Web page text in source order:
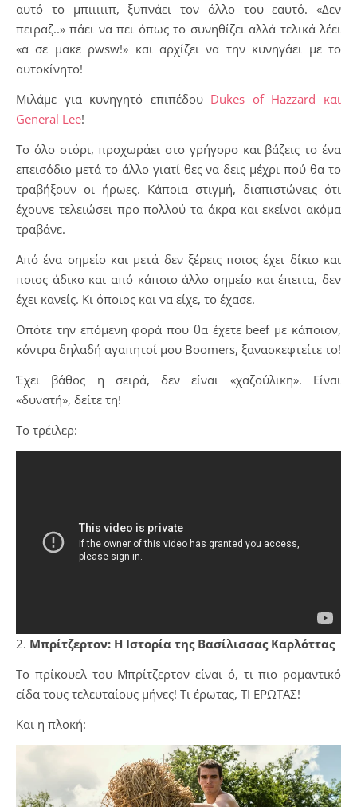
αυτό το μπιιιιιπ, ξυπνάει τον άλλο του εαυτό. «Δεν
πειραζ..» πάει να πει όπως το συνηθίζει αλλά τελικά λέει
«α σε μακε ρwsw!» και αρχίζει να την κυνηγάει με το
αυτοκίνητο!
Μιλάμε για κυνηγητό επιπέδου Dukes of Hazzard και
General Lee!
Το όλο στόρι, προχωράει στο γρήγορο και βάζεις το ένα
επεισόδιο μετά το άλλο γιατί θες να δεις μέχρι πού θα το
τραβήξουν οι ήρωες. Κάποια στιγμή, διαπιστώνεις ότι
έχουνε τελειώσει προ πολλού τα άκρα και εκείνοι ακόμα
τραβάνε.
Από ένα σημείο και μετά δεν ξέρεις ποιος έχει δίκιο και
ποιος άδικο και από κάποιο άλλο σημείο και έπειτα, δεν
έχει κανείς. Κι όποιος και να είχε, το έχασε.
Οπότε την επόμενη φορά που θα έχετε beef με κάποιον,
κόντρα δηλαδή αγαπητοί μου Boomers, ξανασκεφτείτε το!
Έχει βάθος η σειρά, δεν είναι «χαζούλικη». Είναι
«δυνατή», δείτε τη!
Το τρέιλερ:
2. Μπρίτζερτον: Η Ιστορία της Βασίλισσας Καρλόττας
Tο πρίκουελ του Μπρίτζερτον είναι ό, τι πιο ρομαντικό
είδα τους τελευταίους μήνες! Τι έρωτας, ΤΙ ΕΡΩΤΑΣ!
Και η πλοκή: